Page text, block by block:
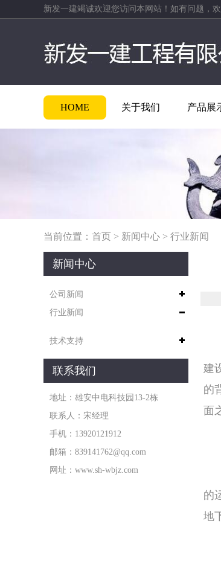
新发一建竭诚欢迎您访问本网站！如有问题，欢
HOME 关于我们 产品展
当前位置： 首页 > 新闻中心 > 行业新闻
新闻中心
公司新闻
行业新闻
技术支持
联系我们
地址：雄安中电科技园13-2栋
联系人：宋经理
手机：13920121912
邮箱：839141762@qq.com
网址：www.sh-wbjz.com
建
的
面
的
地